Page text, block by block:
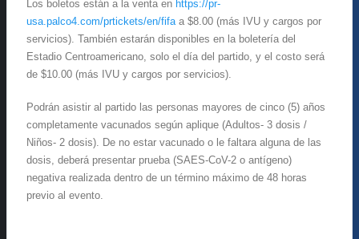
Los boletos están a la venta en https://pr-
usa.palco4.com/prtickets/en/fifa a $8.00 (más IVU y cargos por
servicios). También estarán disponibles en la boletería del
Estadio Centroamericano, solo el día del partido, y el costo será
de $10.00 (más IVU y cargos por servicios).
Podrán asistir al partido las personas mayores de cinco (5) años
completamente vacunados según aplique (Adultos- 3 dosis /
Niños- 2 dosis). De no estar vacunado o le faltara alguna de las
dosis, deberá presentar prueba (SAES-CoV-2 o antígeno)
negativa realizada dentro de un término máximo de 48 horas
previo al evento.